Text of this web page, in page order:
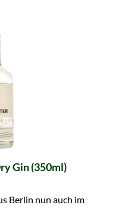
Gin (350ml)
Berlin nun auch im